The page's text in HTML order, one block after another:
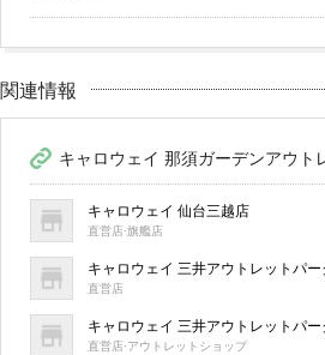
関連情報
キャロウェイ 那須ガーデンアウト
キャロウェイ 仙台三越店
直営店·旗艦店
キャロウェイ 三井アウトレットパ
直営店
キャロウェイ 三井アウトレットパ
直営店·アウトレットショップ